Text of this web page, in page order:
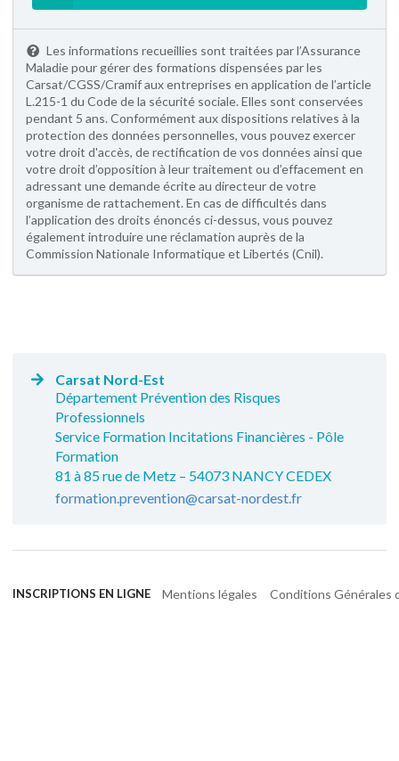
Les informations recueillies sont traitées par l’Assurance
Maladie pour gérer des formations dispensées par les
Carsat/CGSS/Cramif aux entreprises en application de l’article
L.215-1 du Code de la sécurité sociale. Elles sont conservées
pendant 5 ans. Conformément aux dispositions relatives à la
protection des données personnelles, vous pouvez exercer
votre droit d'accès, de rectification de vos données ainsi que
votre droit d’opposition à leur traitement ou d’effacement en
adressant une demande écrite au directeur de votre
organisme de rattachement. En cas de difficultés dans
l’application des droits énoncés ci-dessus, vous pouvez
également introduire une réclamation auprès de la
Commission Nationale Informatique et Libertés (Cnil).
Carsat Nord-Est
Département Prévention des Risques
Professionnels
Service Formation Incitations Financières - Pôle
Formation
81 à 85 rue de Metz – 54073 NANCY CEDEX
formation.prevention@carsat-nordest.fr
INSCRIPTIONS EN LIGNE Mentions légales Conditions Générales